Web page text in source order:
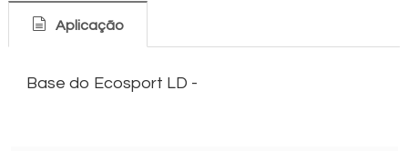
Aplicação
Base do Ecosport LD -